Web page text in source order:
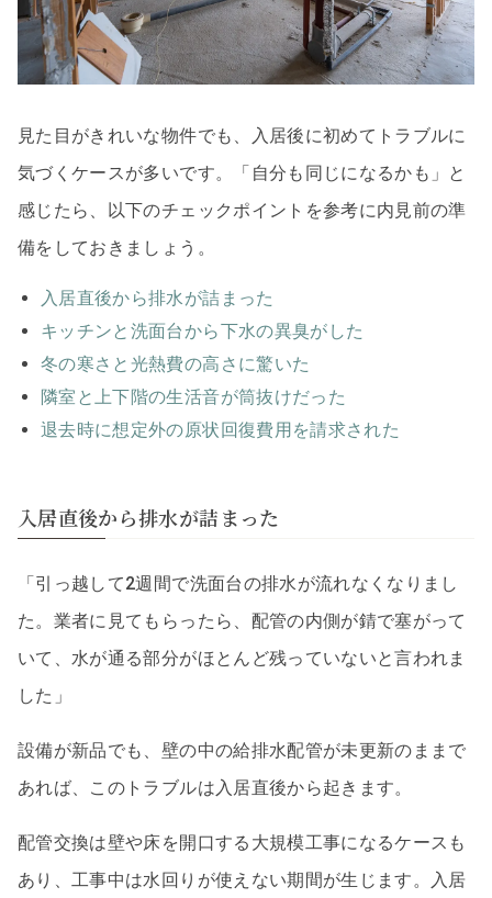
見た目がきれいな物件でも、入居後に初めてトラブルに
気づくケースが多いです。「自分も同じになるかも」と
感じたら、以下のチェックポイントを参考に内見前の準
備をしておきましょう。
入居直後から排水が詰まった
キッチンと洗面台から下水の異臭がした
冬の寒さと光熱費の高さに驚いた
隣室と上下階の生活音が筒抜けだった
退去時に想定外の原状回復費用を請求された
入居直後から排水が詰まった
「引っ越して2週間で洗面台の排水が流れなくなりまし
た。業者に見てもらったら、配管の内側が錆で塞がって
いて、水が通る部分がほとんど残っていないと言われま
した」
設備が新品でも、壁の中の給排水配管が未更新のままで
あれば、このトラブルは入居直後から起きます。
配管交換は壁や床を開口する大規模工事になるケースも
あり、工事中は水回りが使えない期間が生じます。入居